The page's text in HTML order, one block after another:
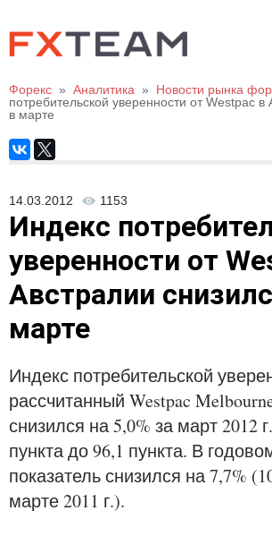
Форекс » Аналитика » Новости рынка
потребительской уверенности от Westpac в
в марте
14.03.2012 1153
Индекс
уверенности от
Австралии
марте
Индекс потребительской
рассчитанный Westpac
снизился на 5,0% за март 2012
пункта до 96,1 пункта. В
показатель снизился на 7,7%
марте 2011 г.).